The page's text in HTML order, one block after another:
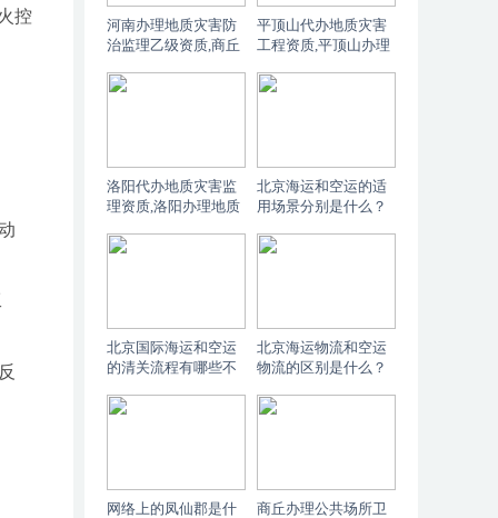
控
河南办理地质灾害防
治监理乙级资质,商丘
质
平顶山代办地质灾害
工程资质,平顶山办理
质的人员要求是什
洛阳代办地质灾害监
理资质,洛阳办理地质
业绩要求
北京海运和空运的适
用场景分别是什么？
北京国际海运和空运
的清关流程有哪些不
北京海运物流和空运
物流的区别是什么？
网络上的凤仙郡是什
商丘办理公共场所卫